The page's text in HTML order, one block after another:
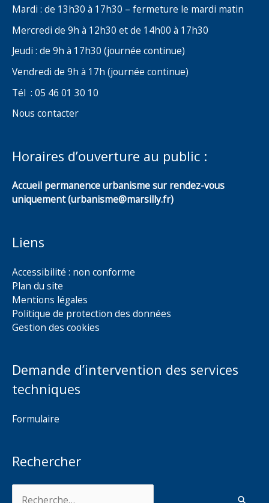
Mardi : de 13h30 à 17h30 – fermeture le mardi matin
Mercredi de 9h à 12h30 et de 14h00 à 17h30
Jeudi : de 9h à 17h30 (journée continue)
Vendredi de 9h à 17h (journée continue)
Tél : 05 46 01 30 10
Nous contacter
Horaires d’ouverture au public :
Accueil permanence urbanisme sur rendez-vous
uniquement (urbanisme@marsilly.fr)
Liens
Accessibilité : non conforme
Plan du site
Mentions légales
Politique de protection des données
Gestion des cookies
Demande d’intervention des services
techniques
Formulaire
Rechercher